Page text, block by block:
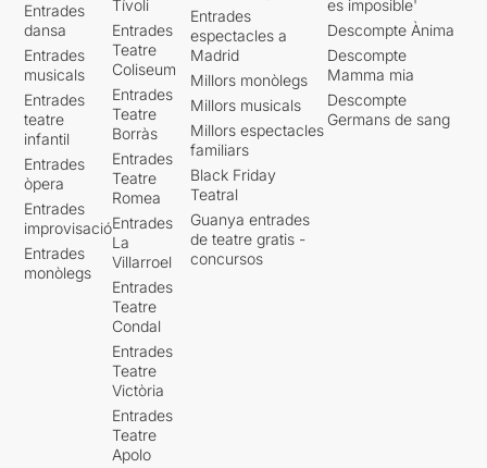
Entrades
dansa
Entrades
musicals
Entrades
teatre
infantil
Entrades
òpera
Entrades
improvisació
Entrades
monòlegs
Tívoli
Entrades
Teatre
Coliseum
Entrades
Teatre
Borràs
Entrades
Teatre
Romea
Entrades
La
Villarroel
Entrades
Teatre
Condal
Entrades
Teatre
Victòria
Entrades
Teatre
Apolo
Entrades
espectacles a
Madrid
Millors monòlegs
Millors musicals
Millors espectacles
familiars
Black Friday
Teatral
Guanya entrades
de teatre gratis -
concursos
es imposible'
Descompte Ànima
Descompte
Mamma mia
Descompte
Germans de sang